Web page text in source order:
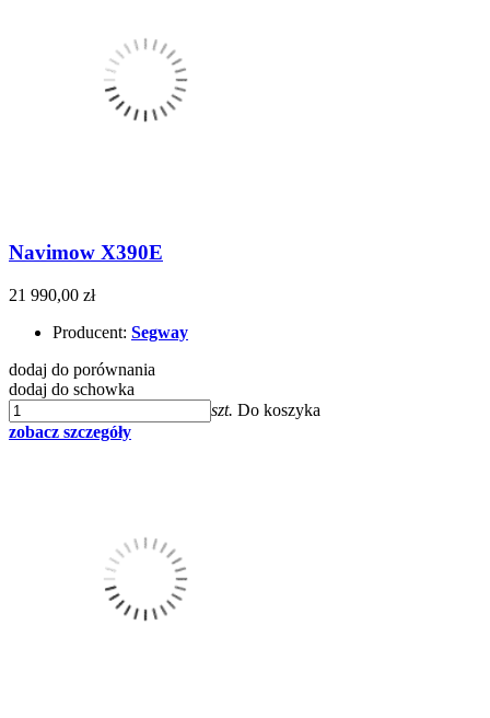
Navimow X390E
21 990,00 zł
Producent: Segway
dodaj do porównania
dodaj do schowka
szt. Do koszyka
zobacz szczegóły